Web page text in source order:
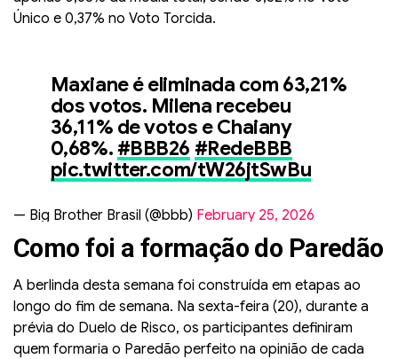
Único e 0,37% no Voto Torcida.
Maxiane é eliminada com 63,21%
dos votos. Milena recebeu
36,11% de votos e Chaiany
0,68%.#BBB26 #RedeBBB
pic.twitter.com/tW26jtSwBu
— Big Brother Brasil (@bbb) February 25, 2026
Como foi a formação do Paredão
A berlinda desta semana foi construída em etapas ao
longo do fim de semana. Na sexta-feira (20), durante a
prévia do Duelo de Risco, os participantes definiram
quem formaria o Paredão perfeito na opinião de cada